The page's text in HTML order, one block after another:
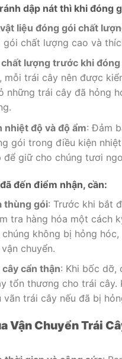
dập nát thì khi đóng
liệu đóng gói chất
gói chất lượng cao và
lượng trước khi đóng
mỗi trái cây nên được
những trái cây đã hỏng
nhiệt độ và độ ẩm: Đảm
gói trong điều kiện
để giữ cho chúng tươi
đến điểm nhận, cần:
thùng gói: Trước khi bắt
tra hàng hóa một cách
chúng không bị hỏng
chuyển.
cẩn thận: Khi bốc dỡ,
tổn thương cho trái cây.
vãn trái cây nếu đã bị
Vận Chuyển Trái